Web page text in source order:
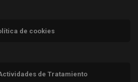
de cookies
de Tratamiento